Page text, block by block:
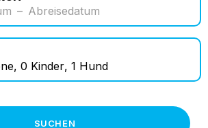
– Abreisedatum
, 0 Kinder, 1 Hund
SUCHEN